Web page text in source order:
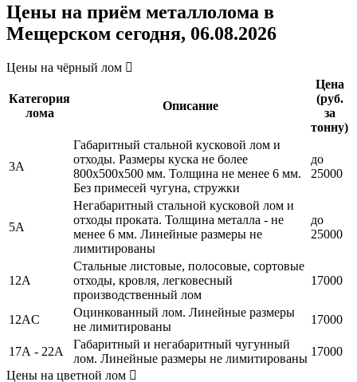
Цены на приём металлолома в
Мещерском сегодня, 06.08.2026
Цены на чёрный лом
Категория
лома
Описание
Цена
(руб.
за
тонну)
3А
Габаритный стальной кусковой лом и
отходы. Размеры куска не более
800х500х500 мм. Толщина не менее 6 мм.
Без примесей чугуна, стружки
до
25000
5А
Негабаритный стальной кусковой лом и
отходы проката. Толщина металла - не
менее 6 мм. Линейные размеры не
лимитированы
до
25000
12А
Стальные листовые, полосовые, сортовые
отходы, кровля, легковесный
производственный лом
17000
12АC
Оцинкованный лом. Линейные размеры
не лимитированы
17000
17А - 22А
Габаритный и негабаритный чугунный
лом. Линейные размеры не лимитированы
17000
Цены на цветной лом